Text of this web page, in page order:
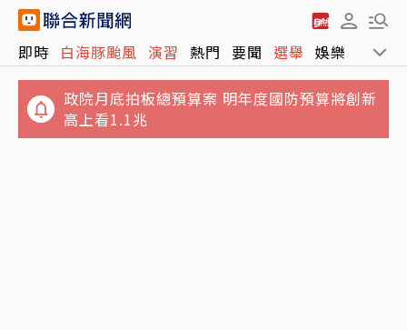
即時 白海豚颱風 演習 熱門 要聞 選舉 娛樂 運動
政院月底拍板總預算案 明年度國防預算將創新
高上看1.1兆